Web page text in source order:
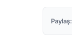
Paylaş: